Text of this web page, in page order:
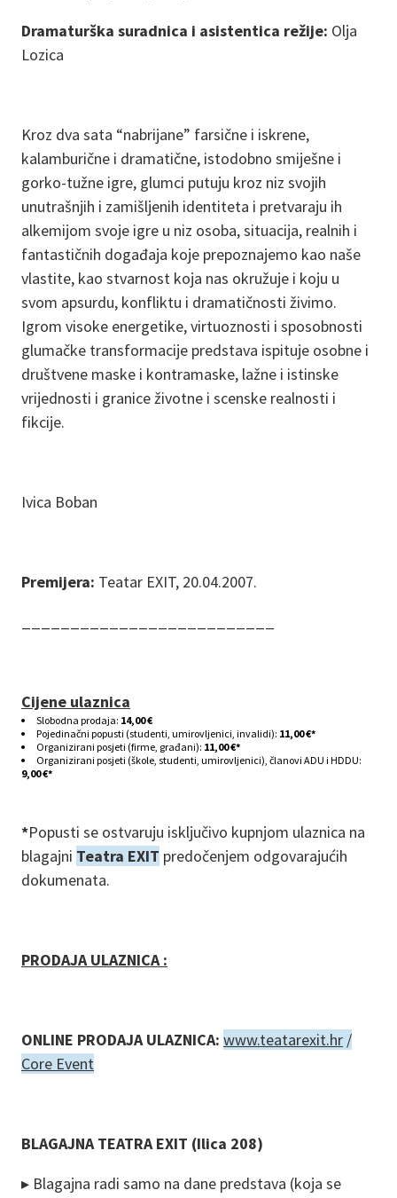
Dramaturška suradnica i asistentica režije: Olja
Lozica
Kroz dva sata “nabrijane” farsične i iskrene,
kalamburične i dramatične, istodobno smiješne i
gorko-tužne igre, glumci putuju kroz niz svojih
unutrašnjih i zamišljenih identiteta i pretvaraju ih
alkemijom svoje igre u niz osoba, situacija, realnih i
fantastičnih događaja koje prepoznajemo kao naše
vlastite, kao stvarnost koja nas okružuje i koju u
svom apsurdu, konfliktu i dramatičnosti živimo.
Igrom visoke energetike, virtuoznosti i sposobnosti
glumačke transformacije predstava ispituje osobne i
društvene maske i kontramaske, lažne i istinske
vrijednosti i granice životne i scenske realnosti i
fikcije.
Ivica Boban
Premijera: Teatar EXIT, 20.04.2007.
Cijene ulaznica
Slobodna prodaja: 14,00 €
Pojedinačni popusti (studenti, umirovljenici, invalidi): 11,00 €*
Organizirani posjeti (firme, građani): 11,00 €*
Organizirani posjeti (škole, studenti, umirovljenici), članovi ADU i HDDU:
9,00 €*
*Popusti se ostvaruju isključivo kupnjom ulaznica na
blagajni Teatra EXIT predočenjem odgovarajućih
dokumenata.
PRODAJA ULAZNICA :
ONLINE PRODAJA ULAZNICA: www.teatarexit.hr /
Core Event
BLAGAJNA TEATRA EXIT (Ilica 208)
▸ Blagajna radi samo na dane predstava (koja se